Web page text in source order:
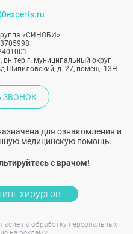
«СИНОБИ»
муниципальный округ
Шипиловский, д. 27, помещ. 13Н
ЗВОНОК
для ознакомления и
медицинскую помощь.
с врачом!
хирургов
на обработку персональных